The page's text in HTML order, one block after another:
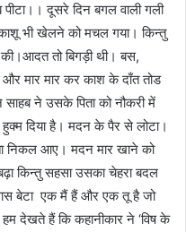
दूसरे दिन बगल वाली गली
भी खेलने को मचल गया। किन्तु
तो बिगड़ी थी। बस,
मार मार कर काश के दाँत तोड
ने उसके पिता को नौकरी में
दिया है। मदन के पैर से लोटा।
निकल आए। मदन मार खाने को
किन्तु सहसा उसका चेहरा बदल
बेटा एक मैं हैं और एक तू है जो
देखते हैं कि कहानीकार ने ‘विष के